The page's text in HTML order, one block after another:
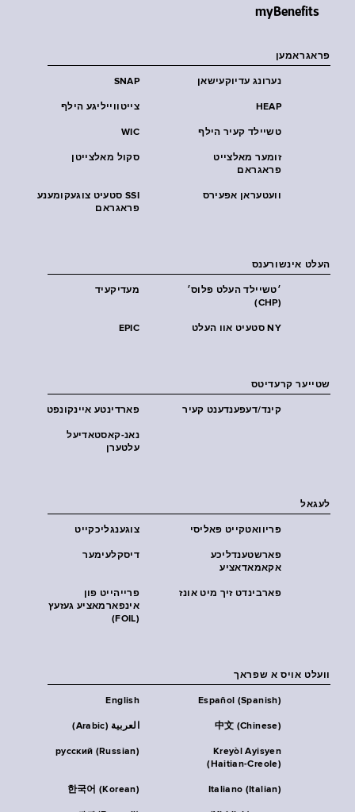
myBenefits
פראגראמען
SNAP נערונג עדיוקעישאן
צייטווייליגע הילף HEAP
WIC טשיילד קעיר הילף
סקול מאלצייטן
זומער מאלצייט
פראגראם
SSI סטעיט צוגעקומענע
פראגראם
וועטעראן אפעירס
העלט אינשורענס
מעדיקעיד
׳טשיילד העלט פּלוס׳
(CHP)
EPIC NY סטעיט אוו העלט
שטייער קרעדיטס
פארדינטע איינקונפט קינד/דעפענדענט קעיר
נאנ-קאסטאדיעל
עלטערן
לעגאל
צוגענגליכקייט פּריוואטקייט פּאליסי
דיסקלעימער
פארשטענדליכע
אקאמאדאציע
פרייהייט פון
אינפארמאציע געזעץ
(FOIL)
פארבינדט זיך מיט אונז
וועלט אויס א שפראך
English Español (Spanish)
العربية (Arabic) 中文 (Chinese)
русский (Russian)
Kreyòl Ayisyen
(Haitian-Creole)
한국어 (Korean) Italiano (Italian)